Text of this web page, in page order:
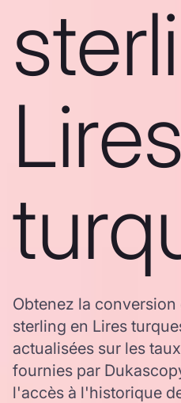
Lires
Obtenez la
sterling en Lires
actualisées sur les
fournies par
l'accès à l'historique